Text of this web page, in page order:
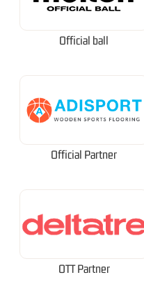
Official ball
Official Partner
OTT Partner